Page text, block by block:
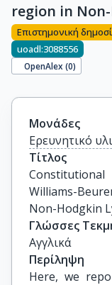
region in
Επιστημονική
uoadl:3088556
OpenAlex (0)
Μονάδες
Ερευνητικό
Τίτλος
Williams-
Non-Hodgkin
Γλώσσες
Αγγλικά
Περίληψη
Here, we